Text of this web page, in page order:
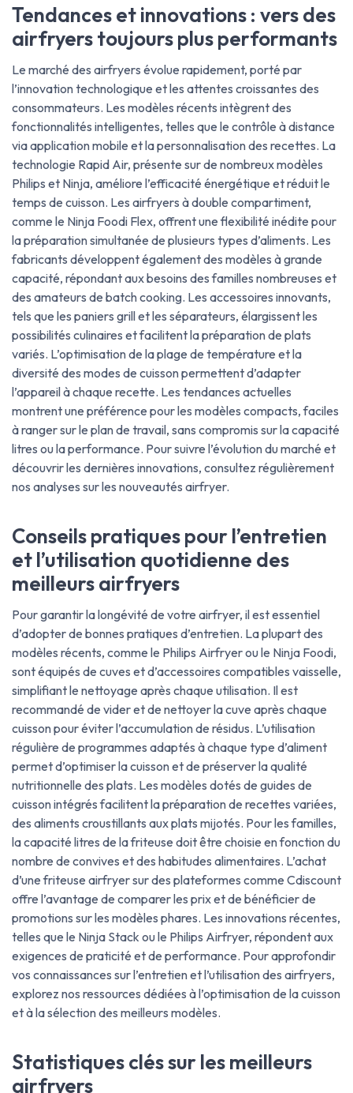
Tendances et innovations : vers des
airfryers toujours plus performants
Le marché des airfryers évolue rapidement, porté par
l’innovation technologique et les attentes croissantes des
consommateurs. Les modèles récents intègrent des
fonctionnalités intelligentes, telles que le contrôle à distance
via application mobile et la personnalisation des recettes. La
technologie Rapid Air, présente sur de nombreux modèles
Philips et Ninja, améliore l’efficacité énergétique et réduit le
temps de cuisson. Les airfryers à double compartiment,
comme le Ninja Foodi Flex, offrent une flexibilité inédite pour
la préparation simultanée de plusieurs types d’aliments. Les
fabricants développent également des modèles à grande
capacité, répondant aux besoins des familles nombreuses et
des amateurs de batch cooking. Les accessoires innovants,
tels que les paniers grill et les séparateurs, élargissent les
possibilités culinaires et facilitent la préparation de plats
variés. L’optimisation de la plage de température et la
diversité des modes de cuisson permettent d’adapter
l’appareil à chaque recette. Les tendances actuelles
montrent une préférence pour les modèles compacts, faciles
à ranger sur le plan de travail, sans compromis sur la capacité
litres ou la performance. Pour suivre l’évolution du marché et
découvrir les dernières innovations, consultez régulièrement
nos analyses sur les nouveautés airfryer.
Conseils pratiques pour l’entretien
et l’utilisation quotidienne des
meilleurs airfryers
Pour garantir la longévité de votre airfryer, il est essentiel
d’adopter de bonnes pratiques d’entretien. La plupart des
modèles récents, comme le Philips Airfryer ou le Ninja Foodi,
sont équipés de cuves et d’accessoires compatibles vaisselle,
simplifiant le nettoyage après chaque utilisation. Il est
recommandé de vider et de nettoyer la cuve après chaque
cuisson pour éviter l’accumulation de résidus. L’utilisation
régulière de programmes adaptés à chaque type d’aliment
permet d’optimiser la cuisson et de préserver la qualité
nutritionnelle des plats. Les modèles dotés de guides de
cuisson intégrés facilitent la préparation de recettes variées,
des aliments croustillants aux plats mijotés. Pour les familles,
la capacité litres de la friteuse doit être choisie en fonction du
nombre de convives et des habitudes alimentaires. L’achat
d’une friteuse airfryer sur des plateformes comme Cdiscount
offre l’avantage de comparer les prix et de bénéficier de
promotions sur les modèles phares. Les innovations récentes,
telles que le Ninja Stack ou le Philips Airfryer, répondent aux
exigences de praticité et de performance. Pour approfondir
vos connaissances sur l’entretien et l’utilisation des airfryers,
explorez nos ressources dédiées à l’optimisation de la cuisson
et à la sélection des meilleurs modèles.
Statistiques clés sur les meilleurs
airfryers